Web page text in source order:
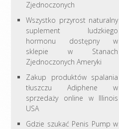
Zjednoczonych
Wszystko przyrost naturalny
suplement ludzkiego
hormonu dostępny w
sklepie w Stanach
Zjednoczonych Ameryki
Zakup produktów spalania
tłuszczu Adiphene w
sprzedaży online w Illinois
USA
Gdzie szukać Penis Pump w